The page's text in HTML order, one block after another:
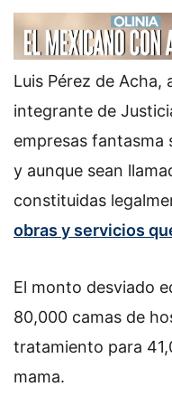
Luis Pérez de
integrante de
empresas fantasma
y aunque sean
constituidas
obras y servicios
El monto desviado
80,000 camas de
tratamiento para
mama.